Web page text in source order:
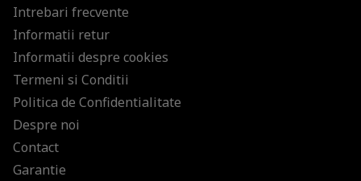
Intrebari frecvente
Informatii retur
Informatii despre cookies
Termeni si Conditii
Politica de Confidentialitate
Despre noi
Contact
Garantie